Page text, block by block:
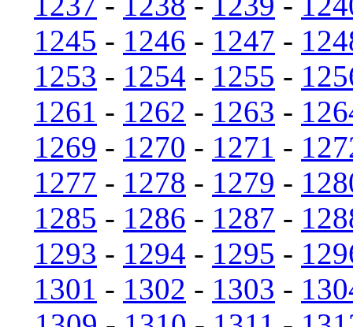
1245 - 1246 - 1247 -
1253 - 1254 - 1255 -
1261 - 1262 - 1263 -
1269 - 1270 - 1271 -
1277 - 1278 - 1279 -
1285 - 1286 - 1287 -
1293 - 1294 - 1295 -
1301 - 1302 - 1303 -